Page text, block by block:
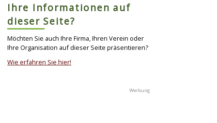
Ihre Informationen auf
dieser Seite?
Möchten Sie auch Ihre Firma, Ihren Verein oder
Ihre Organisation auf dieser Seite präsentieren?
Wie erfahren Sie hier!